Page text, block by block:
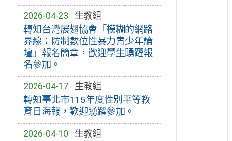
2026-04-23 生教組
轉知台灣展翅協會「模糊的網路
界線：防制數位性暴力青少年論
壇」報名簡章，歡迎學生踴躍報
名參加。
2026-04-17 生教組
轉知臺北市115年度性別平等教
育日海報，歡迎踴躍參加。
2026-04-10 生教組